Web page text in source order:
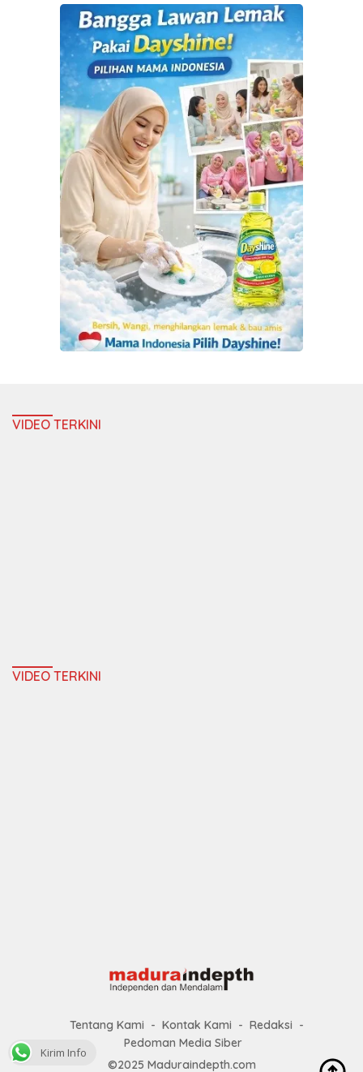
VIDEO TERKINI
VIDEO TERKINI
Tentang Kami Kontak Kami
Redaksi
Pedoman Media Siber
©2025 Maduraindepth.com
Kirim Info